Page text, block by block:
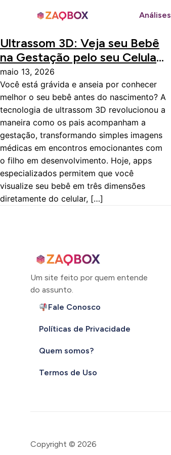
Análises
Ultrassom 3D: Veja seu Bebê
na Gestação pelo seu Celular
com o APP
maio 13, 2026
Você está grávida e anseia por conhecer
melhor o seu bebê antes do nascimento? A
tecnologia de ultrassom 3D revolucionou a
maneira como os pais acompanham a
gestação, transformando simples imagens
médicas em encontros emocionantes com
o filho em desenvolvimento. Hoje, apps
especializados permitem que você
visualize seu bebê em três dimensões
diretamente do celular, […]
Um site feito por quem entende
do assunto.
Fale Conosco
Políticas de Privacidade
Quem somos?
Termos de Uso
Copyright © 2026